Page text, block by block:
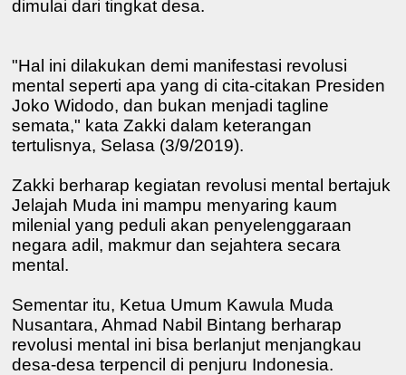
dimulai dari tingkat desa.
"Hal ini dilakukan demi manifestasi revolusi
mental seperti apa yang di cita-citakan Presiden
Joko Widodo, dan bukan menjadi tagline
semata," kata Zakki dalam keterangan
tertulisnya, Selasa (3/9/2019).
Zakki berharap kegiatan revolusi mental bertajuk
Jelajah Muda ini mampu menyaring kaum
milenial yang peduli akan penyelenggaraan
negara adil, makmur dan sejahtera secara
mental.
Sementar itu, Ketua Umum Kawula Muda
Nusantara, Ahmad Nabil Bintang berharap
revolusi mental ini bisa berlanjut menjangkau
desa-desa terpencil di penjuru Indonesia.